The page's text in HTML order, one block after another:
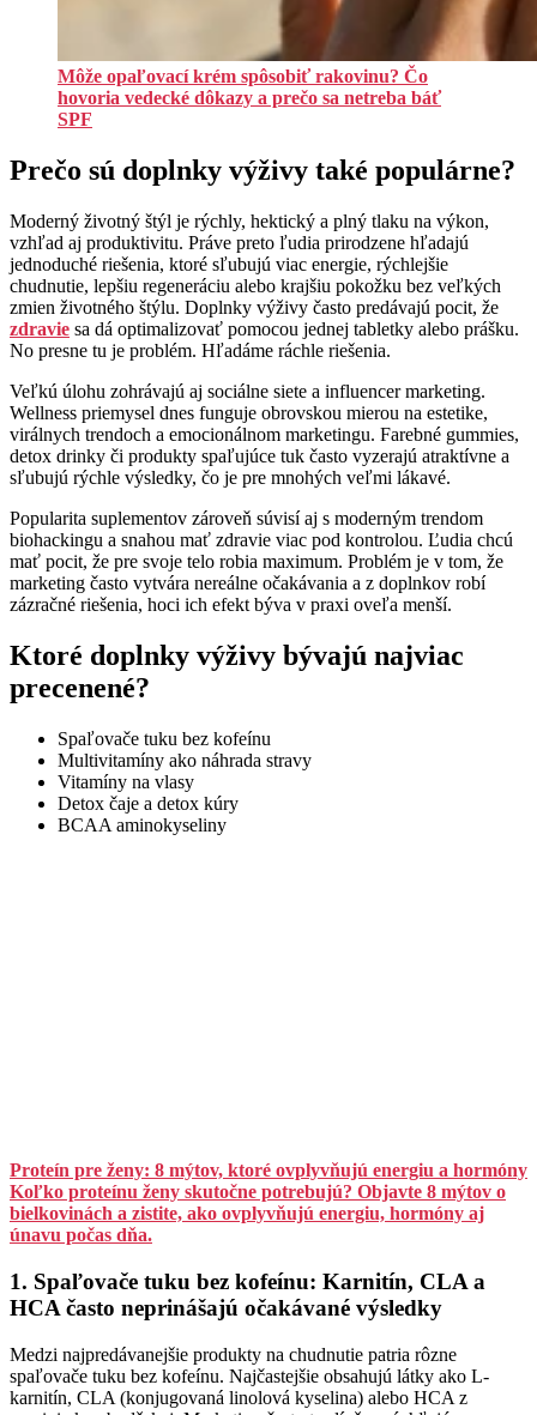
Môže opaľovací krém spôsobiť rakovinu? Čo
hovoria vedecké dôkazy a prečo sa netreba báť
SPF
Prečo sú doplnky výživy také populárne?
Moderný životný štýl je rýchly, hektický a plný tlaku na výkon,
vzhľad aj produktivitu. Práve preto ľudia prirodzene hľadajú
jednoduché riešenia, ktoré sľubujú viac energie, rýchlejšie
chudnutie, lepšiu regeneráciu alebo krajšiu pokožku bez veľkých
zmien životného štýlu. Doplnky výživy často predávajú pocit, že
zdravie sa dá optimalizovať pomocou jednej tabletky alebo prášku.
No presne tu je problém. Hľadáme ráchle riešenia.
Veľkú úlohu zohrávajú aj sociálne siete a influencer marketing.
Wellness priemysel dnes funguje obrovskou mierou na estetike,
virálnych trendoch a emocionálnom marketingu. Farebné gummies,
detox drinky či produkty spaľujúce tuk často vyzerajú atraktívne a
sľubujú rýchle výsledky, čo je pre mnohých veľmi lákavé.
Popularita suplementov zároveň súvisí aj s moderným trendom
biohackingu a snahou mať zdravie viac pod kontrolou. Ľudia chcú
mať pocit, že pre svoje telo robia maximum. Problém je v tom, že
marketing často vytvára nereálne očakávania a z doplnkov robí
zázračné riešenia, hoci ich efekt býva v praxi oveľa menší.
Ktoré doplnky výživy bývajú najviac
precenené?
Spaľovače tuku bez kofeínu
Multivitamíny ako náhrada stravy
Vitamíny na vlasy
Detox čaje a detox kúry
BCAA aminokyseliny
Proteín pre ženy: 8 mýtov, ktoré ovplyvňujú energiu a hormóny
Koľko proteínu ženy skutočne potrebujú? Objavte 8 mýtov o
bielkovinách a zistite, ako ovplyvňujú energiu, hormóny aj
únavu počas dňa.
1. Spaľovače tuku bez kofeínu: Karnitín, CLA a
HCA často neprinášajú očakávané výsledky
Medzi najpredávanejšie produkty na chudnutie patria rôzne
spaľovače tuku bez kofeínu. Najčastejšie obsahujú látky ako L-
karnitín, CLA (konjugovaná linolová kyselina) alebo HCA z